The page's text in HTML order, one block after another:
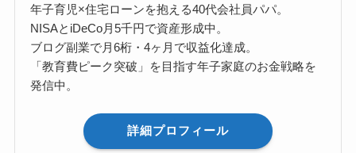
年子育児×住宅ローンを抱える40代会社員パパ。
NISAとiDeCo月5千円で資産形成中。
ブログ副業で月6桁・4ヶ月で収益化達成。
「教育費ピーク突破」を目指す年子家庭のお金戦略を
発信中。
詳細プロフィール